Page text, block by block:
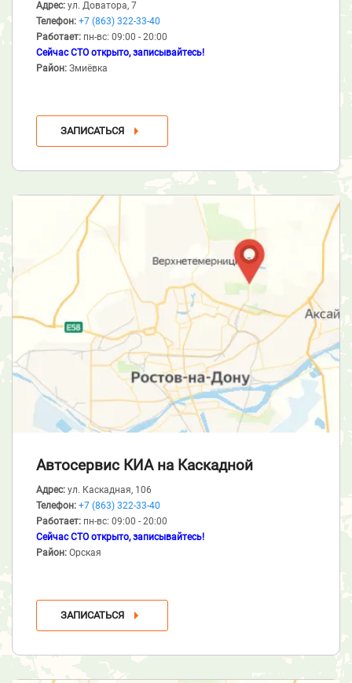
Адрес: ул. Доватора, 7
Телефон: +7 (863) 322-33-40
Работает: пн-вс: 09:00 - 20:00
Сейчас СТО открыто, записывайтесь!
Район: Змиёвка
ЗАПИСАТЬСЯ
Автосервис КИА на Каскадной
Адрес: ул. Каскадная, 106
Телефон: +7 (863) 322-33-40
Работает: пн-вс: 09:00 - 20:00
Сейчас СТО открыто, записывайтесь!
Район: Орская
ЗАПИСАТЬСЯ